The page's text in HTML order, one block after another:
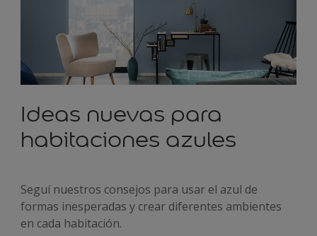
Ideas nuevas para
habitaciones azules
Seguí nuestros consejos para usar el azul de
formas inesperadas y crear diferentes ambientes
en cada habitación.